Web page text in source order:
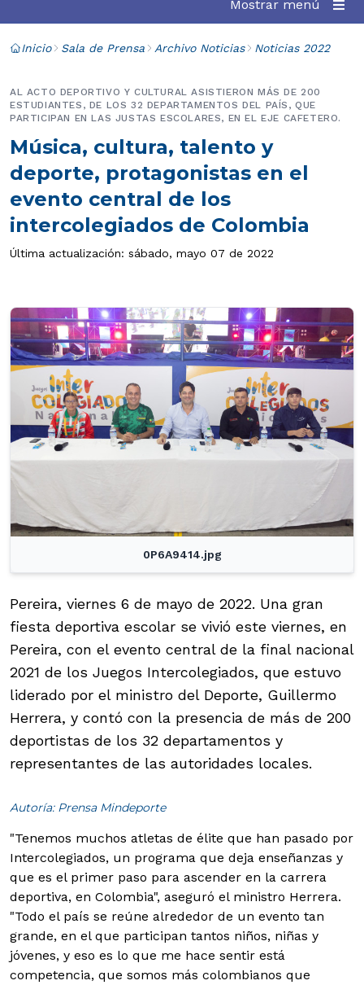
Mostrar menú
Inicio Sala de Prensa Archivo Noticias Noticias 2022
Música, cultura, talento y
deporte, protagonistas en el
evento central de los
intercolegiados de Colombia
AL ACTO DEPORTIVO Y CULTURAL ASISTIERON MÁS DE 200
ESTUDIANTES, DE LOS 32 DEPARTAMENTOS DEL PAÍS, QUE
PARTICIPAN EN LAS JUSTAS ESCOLARES, EN EL EJE CAFETERO.
Última actualización: sábado, mayo 07 de 2022
0P6A9414.jpg
Pereira, viernes 6 de mayo de 2022. Una gran
fiesta deportiva escolar se vivió este viernes, en
Pereira, con el evento central de la final nacional
2021 de los Juegos Intercolegiados, que estuvo
liderado por el ministro del Deporte, Guillermo
Herrera, y contó con la presencia de más de 200
deportistas de los 32 departamentos y
representantes de las autoridades locales.
Autoría: Prensa Mindeporte
"Tenemos muchos atletas de élite que han pasado por
Intercolegiados, un programa que deja enseñanzas y
que es el primer paso para ascender en la carrera
deportiva, en Colombia", aseguró el ministro Herrera.
"Todo el país se reúne alrededor de un evento tan
grande, en el que participan tantos niños, niñas y
jóvenes, y eso es lo que me hace sentir está
competencia, que somos más colombianos que